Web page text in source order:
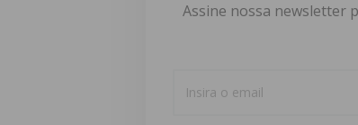
Assine nossa newsletter